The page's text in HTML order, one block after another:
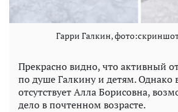
Гарри Галкин,
Прекрасно видно, что активный
по душе Галкину и детям. Однако
отсутствует Алла Борисовна,
дело в почтенном возрасте.